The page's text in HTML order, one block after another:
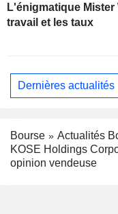
L'énigmatique Mister
travail et les taux
Dernières actualités
Bourse
Actualités
KOSE Holdings
opinion vendeuse